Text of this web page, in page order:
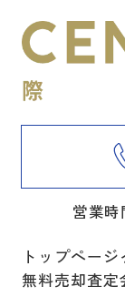
営業時
トップページ
無料売却査定